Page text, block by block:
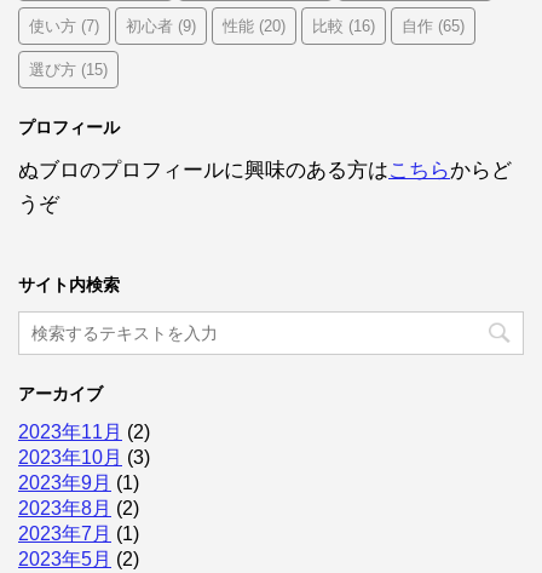
使い方 (7) 初心者 (9) 性能 (20) 比較 (16) 自作 (65)
選び方 (15)
プロフィール
ぬブロのプロフィールに興味のある方はこちらからど
うぞ
サイト内検索
アーカイブ
2023年11月 (2)
2023年10月 (3)
2023年9月 (1)
2023年8月 (2)
2023年7月 (1)
2023年5月 (2)